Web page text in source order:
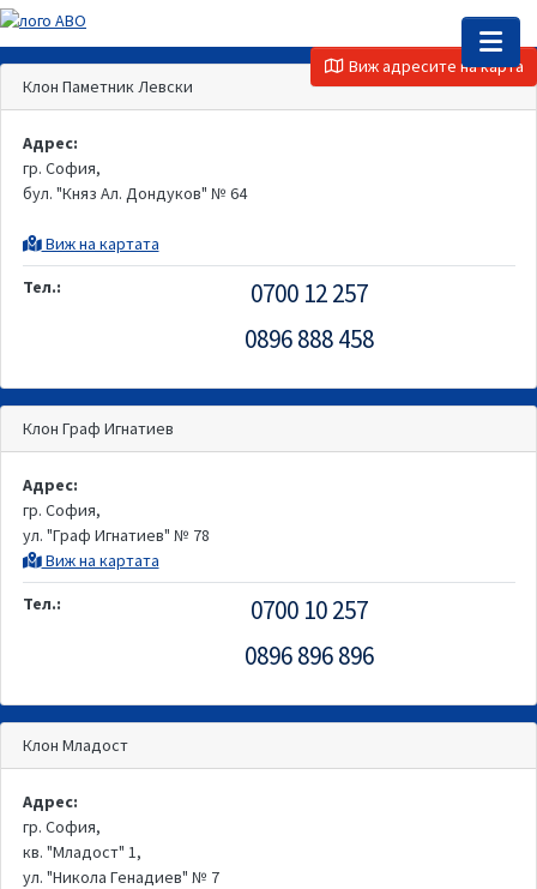
Виж адресите на карта
Клон Паметник Левски
Адрес:
гр. София,
бул. "Княз Ал. Дондуков" № 64
Виж на картата
Тел.:
0700 12 257
0896 888 458
Клон Граф Игнатиев
Адрес:
гр. София,
ул. "Граф Игнатиев" № 78
Виж на картата
Тел.:
0700 10 257
0896 896 896
Клон Младост
Адрес:
гр. София,
кв. "Младост" 1,
ул. "Никола Генадиев" № 7